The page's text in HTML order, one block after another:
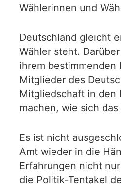
Wählerinnen und
Deutschland gleicht
Wähler steht.
ihrem bestimmenden
Mitglieder des
Mitgliedschaft in den
machen, wie sich das
Es ist nicht
Amt wieder in die
Erfahrungen nicht
die Politik-Tentakel